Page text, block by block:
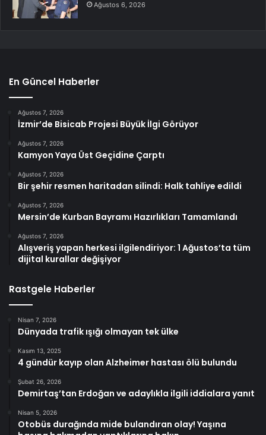
Ağustos 6, 2026
En Güncel Haberler
Ağustos 7, 2026
İzmir’de Bisicab Projesi Büyük İlgi Görüyor
Ağustos 7, 2026
Kamyon Yaya Üst Geçidine Çarptı
Ağustos 7, 2026
Bir şehir resmen haritadan silindi: Halk tahliye edildi
Ağustos 7, 2026
Mersin’de Kurban Bayramı Hazırlıkları Tamamlandı
Ağustos 7, 2026
Alışveriş yapan herkesi ilgilendiriyor: 1 Ağustos’ta tüm
dijital kurallar değişiyor
Rastgele Haberler
Nisan 7, 2026
Dünyada trafik ışığı olmayan tek ülke
Kasım 13, 2025
4 gündür kayıp olan Alzheimer hastası ölü bulundu
Şubat 26, 2026
Demirtaş’tan Erdoğan ve adaylıkla ilgili iddialara yanıt
Nisan 5, 2026
Otobüs durağında mide bulandıran olay! Yaşına